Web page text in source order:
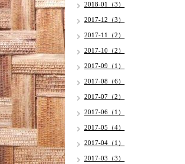
2018-01（3）
2017-12（3）
2017-11（2）
2017-10（2）
2017-09（1）
2017-08（6）
2017-07（2）
2017-06（1）
2017-05（4）
2017-04（1）
2017-03（3）